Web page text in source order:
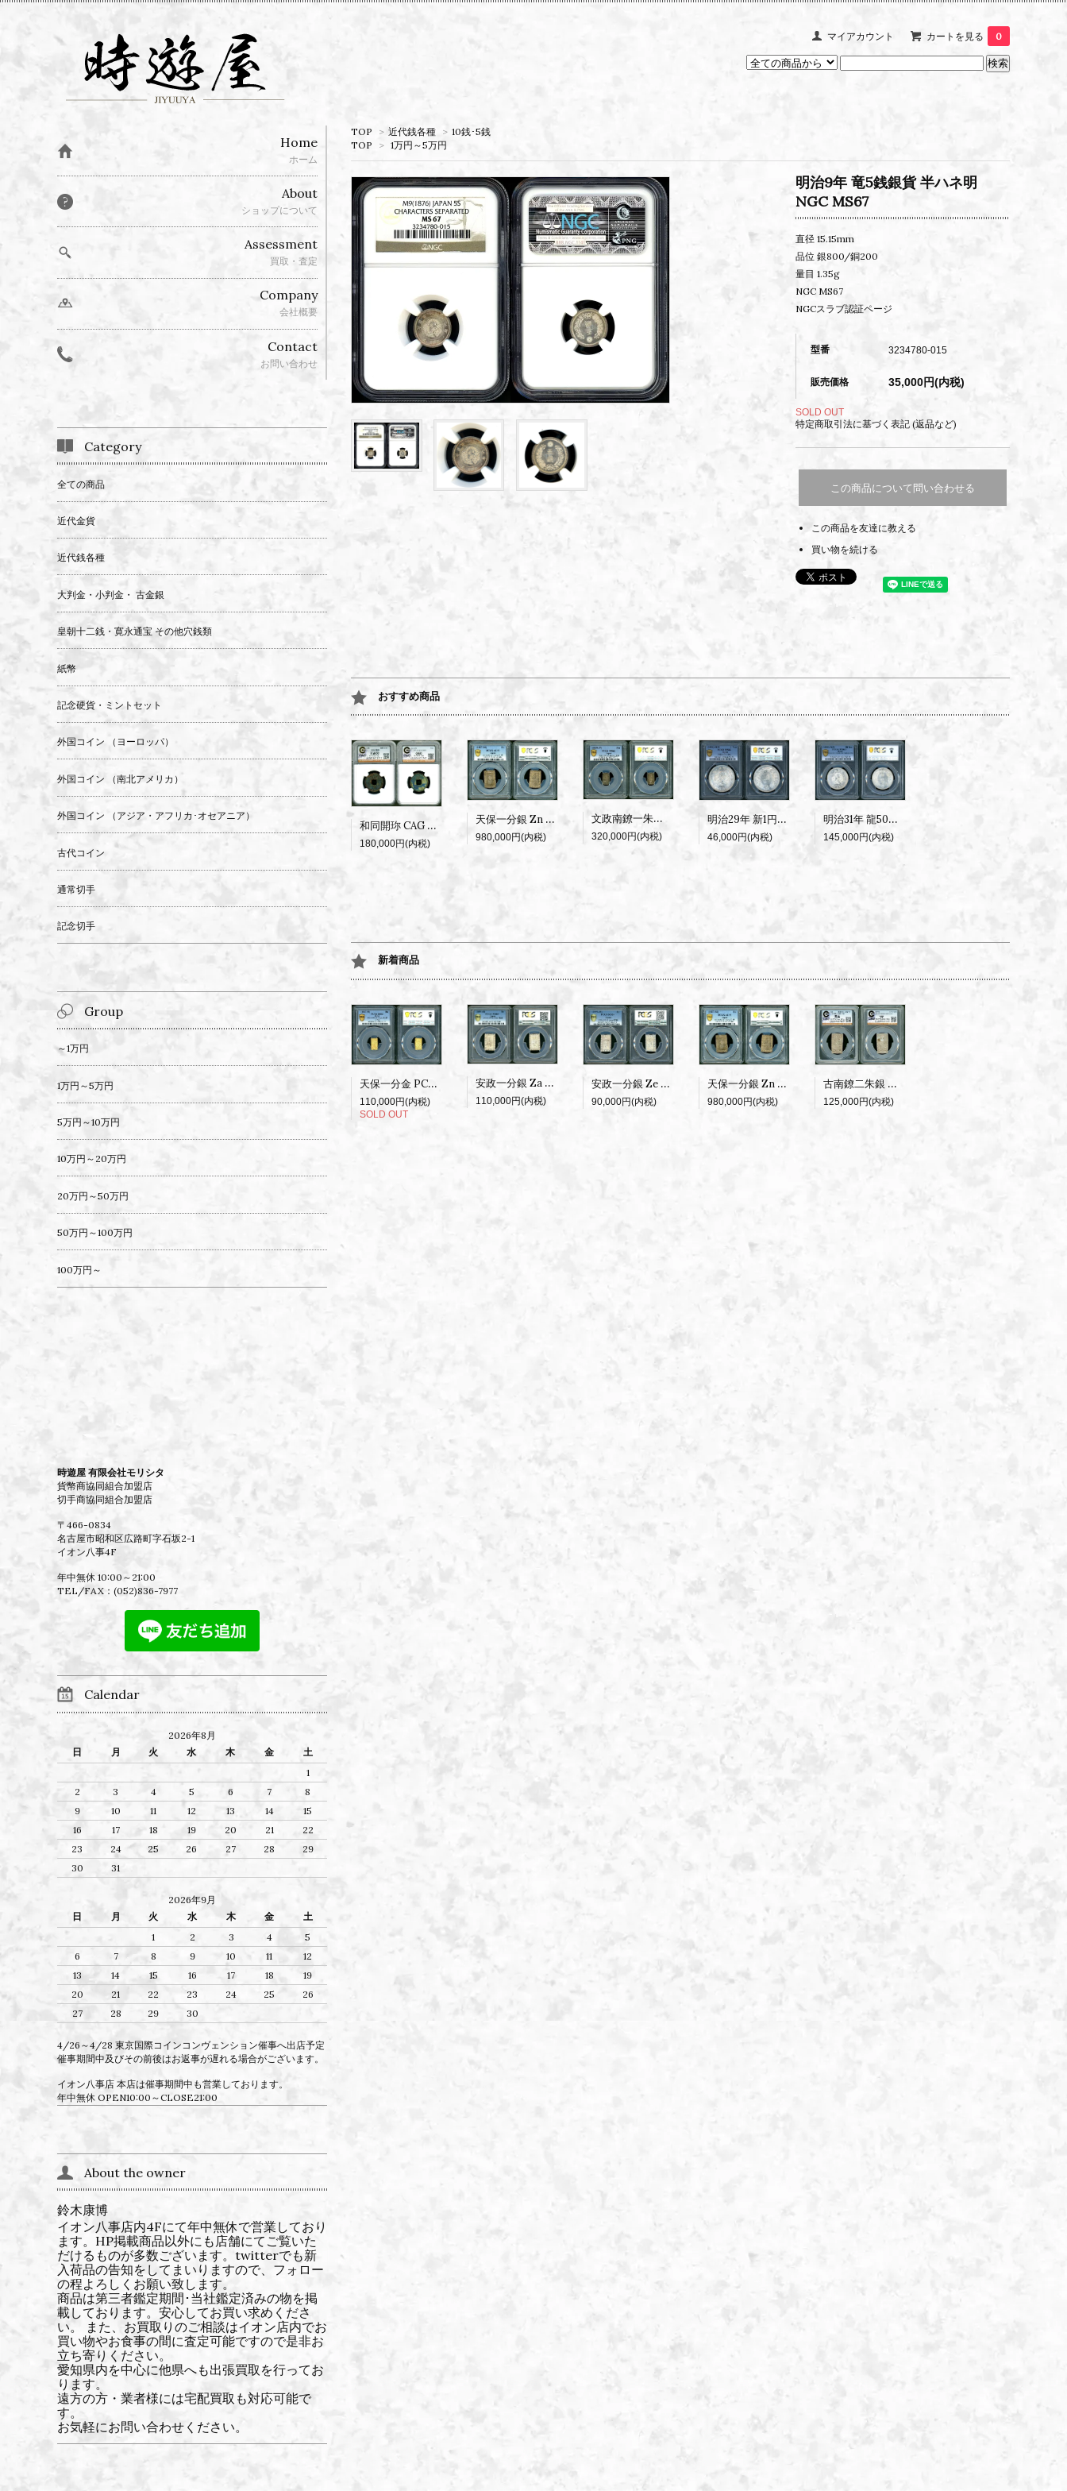
マイアカウント カートを見る 0
TOP > 近代銭各種 > 10銭･5銭
TOP
> 1万円～5万円
明治9年 竜5銭銀貨 半ハネ明
NGC MS67
直径 15.15mm
品位 銀800/銅200
量目 1.35g
NGC MS67
NGCスラブ認証ページ
型番 3234780-015
販売価格 35,000円(内税)
SOLD OUT
特定商取引法に基づく表記 (返品など)
この商品について問い合わせる
この商品を友達に教える
買い物を続ける
おすすめ商品
和同開珎 CAG 並品60
180,000円(内税)
天保一分銀 Zn 逆打 PCGS AU55
980,000円(内税)
文政南鐐一朱銀 逆打 PCGS MS62 鑑定書付
320,000円(内税)
明治29年 新1円銀貨 PCGS MS62
46,000円(内税)
明治31年 龍50銭銀貨 下切 PCGS MS63+
145,000円(内税)
新着商品
天保一分金 PCGS MS63
110,000円(内税)
SOLD OUT
安政一分銀 Za PCGS MS64
110,000円(内税)
安政一分銀 Ze PCGS MS64
90,000円(内税)
天保一分銀 Zn 逆打 PCGS AU55
980,000円(内税)
古南鐐二朱銀 大型 CAG 美品
125,000円(内税)
Home
ホーム
About
ショップについて
Assessment
買取・査定
Company
会社概要
Contact
お問い合わせ
Category
全ての商品
近代金貨
近代銭各種
大判金・小判金・ 古金銀
皇朝十二銭・寛永通宝 その他穴銭類
紙幣
記念硬貨・ミントセット
外国コイン （ヨーロッパ）
外国コイン （南北アメリカ）
外国コイン （アジア・アフリカ･オセアニア）
古代コイン
通常切手
記念切手
Group
～1万円
1万円～5万円
5万円～10万円
10万円～20万円
20万円～50万円
50万円～100万円
100万円～
時遊屋 有限会社モリシタ
貨幣商協同組合加盟店
切手商協同組合加盟店
〒466-0834
名古屋市昭和区広路町字石坂2-1
イオン八事4F
年中無休 10:00～21:00
TEL/FAX： (052)836-7977
Calendar
2026年8月
日
月 火 水 木 金
土
1
2
3 4 5 6 7
8
9
10 11 12 13 14
15
16
17 18 19 20 21
22
23
24 25 26 27 28
29
30
31
2026年9月
日
月 火 水 木 金
土
1
2 3 4
5
6
7 8 9 10 11
12
13
14 15 16 17 18
19
20
21 22 23 24 25
26
27
28 29 30
4/26～4/28 東京国際コインコンヴェンション催事へ出店予定
催事期間中及びその前後はお返事が遅れる場合がございます。
イオン八事店 本店は催事期間中も営業しております。
年中無休 OPEN10:00～CLOSE21:00
About the owner
鈴木康博
イオン八事店内4Fにて年中無休で営業しており
ます。HP掲載商品以外にも店舗にてご覧いた
だけるものが多数ございます。twitterでも新
入荷品の告知をしてまいりますので、フォロー
の程よろしくお願い致します。
商品は第三者鑑定期間･当社鑑定済みの物を掲
載しております。安心してお買い求めくださ
い。 また、お買取りのご相談はイオン店内でお
買い物やお食事の間に査定可能ですので是非お
立ち寄りください。
愛知県内を中心に他県へも出張買取を行ってお
ります。
遠方の方・業者様には宅配買取も対応可能で
す。
お気軽にお問い合わせください。